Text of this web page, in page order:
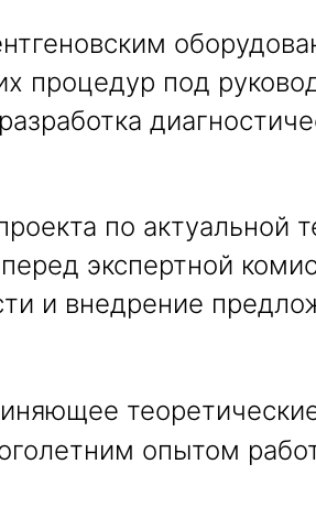
процедур под
по актуальной
экспертной
и внедрение
опытом